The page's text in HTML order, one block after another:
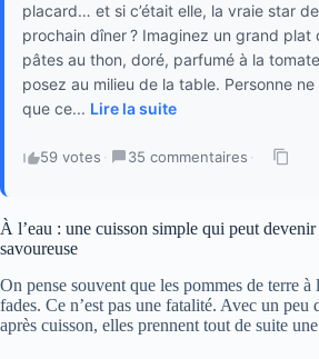
placard… et si c’était elle, la vraie star
prochain dîner ? Imaginez un grand plat
pâtes au thon, doré, parfumé à la
posez au milieu de la table. Personne
que ce... Lire la suite
59 votes · 35 commentaires ·
À l’eau : une cuisson simple qui peut
savoureuse
On pense souvent que les pommes de terre à
fades. Ce n’est pas une fatalité. Avec un peu
après cuisson, elles prennent tout de suite